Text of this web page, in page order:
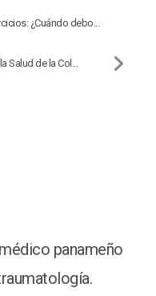
¿Cuándo debo...
Salud de la Col...
panameño